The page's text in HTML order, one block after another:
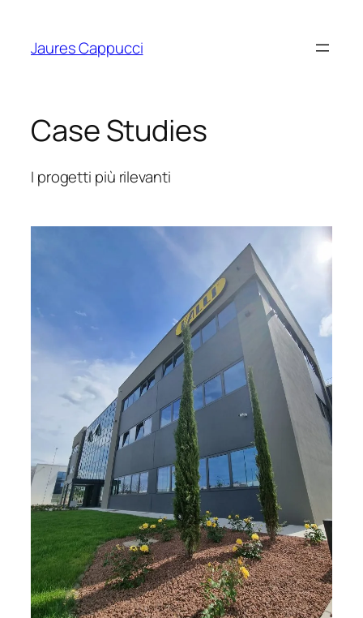
contenuto
Jaures Cappucci
Case Studies
I progetti più rilevanti